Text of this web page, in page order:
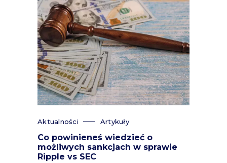
Aktualności Artykuły
Co powinieneś wiedzieć o
możliwych sankcjach w sprawie
Ripple vs SEC